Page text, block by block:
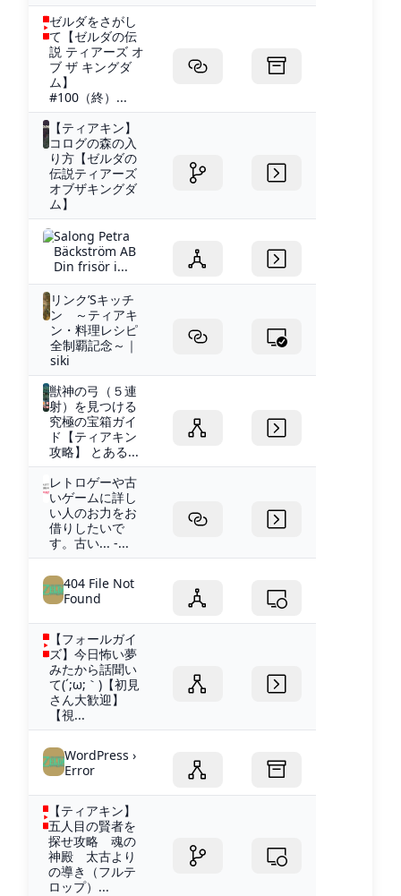
ゼルダをさがし
て【ゼルダの伝
説 ティアーズ オ
ブ ザ キングダ
ム】
#100（終）...
【ティアキン】
コログの森の入
り方【ゼルダの
伝説ティアーズ
オブザキングダ
ム】
Salong Petra
Bäckström AB
Din frisör i...
リンク’Sキッチ
ン ～ティアキ
ン・料理レシピ
全制覇記念～｜
siki
獣神の弓（５連
射）を見つける
究極の宝箱ガイ
ド【ティアキン
攻略】 とある...
レトロゲーや古
いゲームに詳し
い人のお力をお
借りしたいで
す。古い... -...
404 File Not
Found
【フォールガイ
ズ】今日怖い夢
みたから話聞い
て(´;ω;｀)【初見
さん大歓迎】
【視...
WordPress ›
Error
【ティアキン】
五人目の賢者を
探せ攻略 魂の
神殿 太古より
の導き（フルテ
ロップ）...